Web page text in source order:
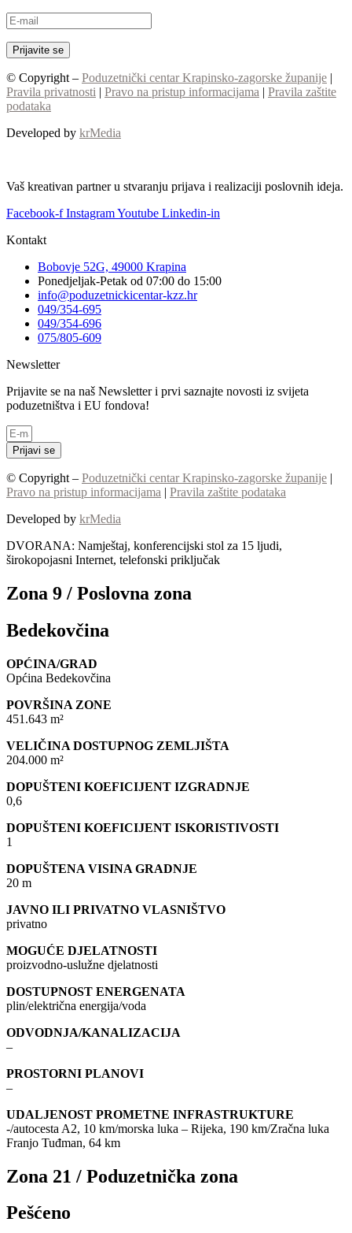
© Copyright – Poduzetnički centar Krapinsko-zagorske županije |
Pravila privatnosti | Pravo na pristup informacijama | Pravila zaštite
podataka
Developed by krMedia
Vaš kreativan partner u stvaranju prijava i realizaciji poslovnih ideja.
Facebook-f InstagramYoutube Linkedin-in
Kontakt
Bobovje 52G, 49000 Krapina
Ponedjeljak-Petak od 07:00 do 15:00
info@poduzetnickicentar-kzz.hr
049/354-695
049/354-696
075/805-609
Newsletter
Prijavite se na naš Newsletter i prvi saznajte novosti iz svijeta
poduzetništva i EU fondova!
Prijavi se
© Copyright – Poduzetnički centar Krapinsko-zagorske županije |
Pravo na pristup informacijama | Pravila zaštite podataka
Developed by krMedia
DVORANA: Namještaj, konferencijski stol za 15 ljudi,
širokopojasni Internet, telefonski priključak
Zona 9 / Poslovna zona
Bedekovčina
OPĆINA/GRAD
Općina Bedekovčina
POVRŠINA ZONE
451.643 m²
VELIČINA DOSTUPNOG ZEMLJIŠTA
204.000 m²
DOPUŠTENI KOEFICIJENT IZGRADNJE
0,6
DOPUŠTENI KOEFICIJENT ISKORISTIVOSTI
1
DOPUŠTENA VISINA GRADNJE
20 m
JAVNO ILI PRIVATNO VLASNIŠTVO
privatno
MOGUĆE DJELATNOSTI
proizvodno-uslužne djelatnosti
DOSTUPNOST ENERGENATA
plin/električna energija/voda
ODVODNJA/KANALIZACIJA
–
PROSTORNI PLANOVI
–
UDALJENOST PROMETNE INFRASTRUKTURE
-/autocesta A2, 10 km/morska luka – Rijeka, 190 km/Zračna luka
Franjo Tuđman, 64 km
Zona 21 / Poduzetnička zona
Pešćeno